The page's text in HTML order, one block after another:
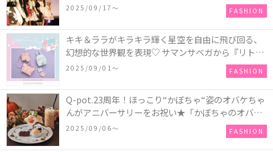
2025/09/17〜 FASHION
キキ＆ララがキラキラ輝く星空を自由に飛び回る、
幻想的な世界観を表現♡ サマンサベガから『リトル
ツインスターズ』50周年アニバーサリーイヤー』を
2025/09/01〜 FASHION
Q-pot.23周年！ほっこり“かぼちゃ“姿のオバケちゃ
んがアニバーサリーをお祝い★「かぼちゃのオバケ
ーキアクセサリー」が新発売！Q-pot CAFE.では
「かぼちゃのオバケーキプレート」も登場
2025/09/06〜 FASHION